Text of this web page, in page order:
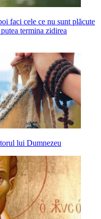
faci cele ce nu sunt plăcute
termina zidirea
lui Dumnezeu